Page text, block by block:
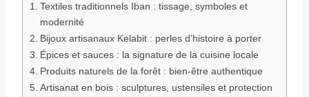
Textiles traditionnels Iban : tissage, symboles et
modernité
Bijoux artisanaux Kelabit : perles d’histoire à porter
Épices et sauces : la signature de la cuisine locale
Produits naturels de la forêt : bien-être authentique
Artisanat en bois : sculptures, ustensiles et protection